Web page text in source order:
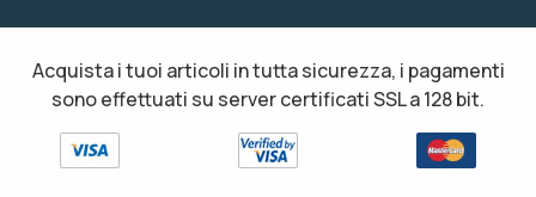
Acquista i tuoi articoli in tutta sicurezza, i pagamenti
sono effettuati su server certificati SSL a 128 bit.